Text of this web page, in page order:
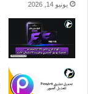
يونيو 14, 2026